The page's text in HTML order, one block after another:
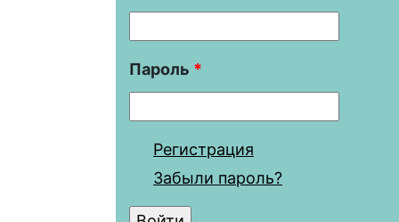
Пароль *
Регистрация
Забыли пароль?